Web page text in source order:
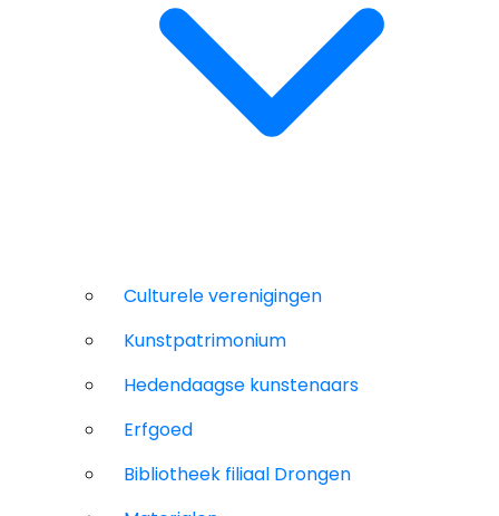
Culturele verenigingen
Kunstpatrimonium
Hedendaagse kunstenaars
Erfgoed
Bibliotheek filiaal Drongen